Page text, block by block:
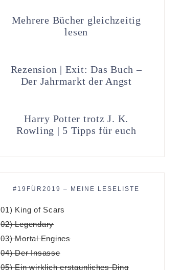
Mehrere Bücher gleichzeitig
lesen
Rezension | Exit: Das Buch –
Der Jahrmarkt der Angst
Harry Potter trotz J. K.
Rowling | 5 Tipps für euch
#19FÜR2019 – MEINE LESELISTE
01) King of Scars
02) Legendary
03) Mortal Engines
04) Der Insasse
05) Ein wirklich erstaunliches Ding